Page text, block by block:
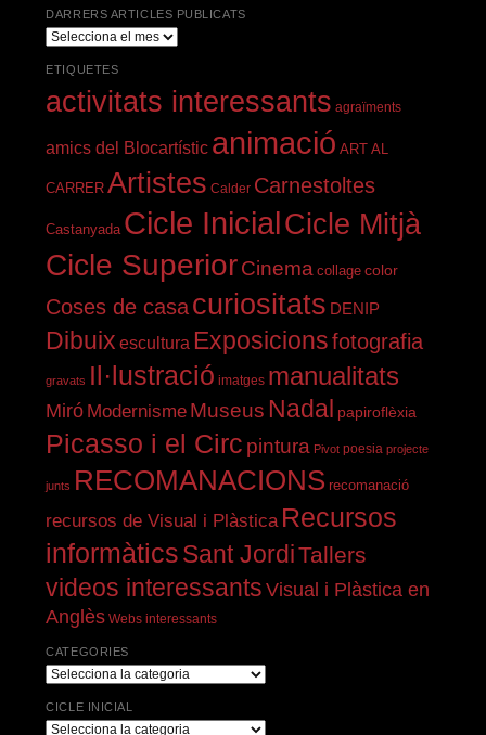
DARRERS ARTICLES PUBLICATS
darrers
publicats
ETIQUETES
activitats interessants agraïments
amics del Blocartístic animació ART AL
CARRER Artistes Calder Carnestoltes
Castanyada Cicle InicialCicle Mitjà
Cicle SuperiorCinema collage color
Coses de casacuriositats DENIP
Dibuix escultura Exposicionsfotografia
gravats Il·lustració imatges manualitats
Miró Modernisme Museus Nadal papiroflèxia
Picasso i el Circ pintura Pivot poesia projecte
junts RECOMANACIONS recomanació
recursos de Visual i Plàstica Recursos
informàtics Sant JordiTallers
videos interessants Visual i Plàstica en
Anglès Webs interessants
CATEGORIES
Categories
CICLE INICIAL
Cicle